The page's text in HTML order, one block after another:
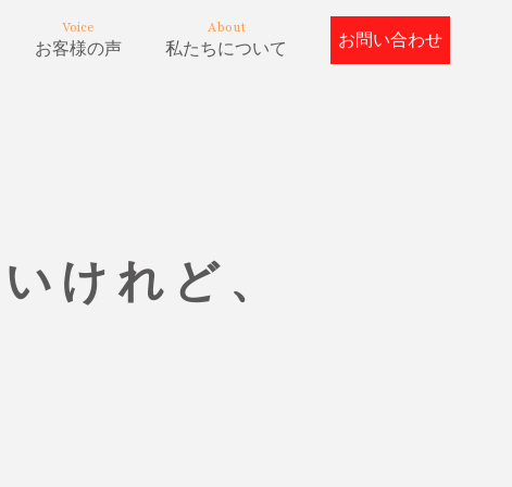
Voice
お客様の声
About
私たちについて お問い合わせ
けれど、